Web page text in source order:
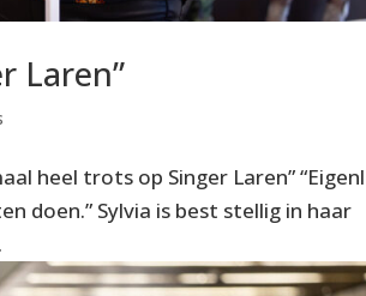
Laren”
heel trots op Singer Laren”
doen.” Sylvia is best stellig in haar